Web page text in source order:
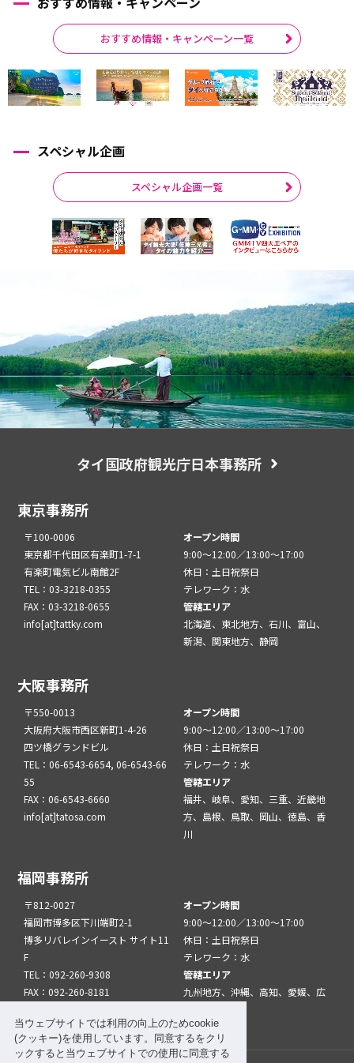
当ウェブサイトでは利用の向上のためcookie
(クッキー)を使用しています。同意するをクリ
ックすると当ウェブサイトでの使用に同意する
おすすめ情報・キャンペーン一覧
スペシャル企画
スペシャル企画一覧
タイ国政府観光庁日本事務所
東京事務所
〒100-0006
東京都千代田区有楽町1-7-1
有楽町電気ビル南館2F
TEL：03-3218-0355
FAX：03-3218-0655
info[at]tattky.com
オープン時間
9:00～12:00／13:00～17:00
休日：土日祝祭日
テレワーク：水
管轄エリア
北海道、東北地方、石川、富山、
新潟、関東地方、静岡
大阪事務所
〒550-0013
大阪府大阪市西区新町1-4-26
四ツ橋グランドビル
TEL：06-6543-6654, 06-6543-66
55
FAX：06-6543-6660
info[at]tatosa.com
オープン時間
9:00～12:00／13:00～17:00
休日：土日祝祭日
テレワーク：水
管轄エリア
福井、岐阜、愛知、三重、近畿地
方、島根、鳥取、岡山、徳島、香
川
福岡事務所
〒812-0027
福岡市博多区下川端町2-1
博多リバレインイースト サイト11
F
TEL：092-260-9308
FAX：092-260-8181
オープン時間
9:00～12:00／13:00～17:00
休日：土日祝祭日
テレワーク：水
管轄エリア
九州地方、沖縄、高知、愛媛、広